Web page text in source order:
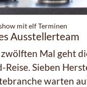
mit elf Terminen
Ausstellerteam
Mal geht
Reise. Sieben
warten